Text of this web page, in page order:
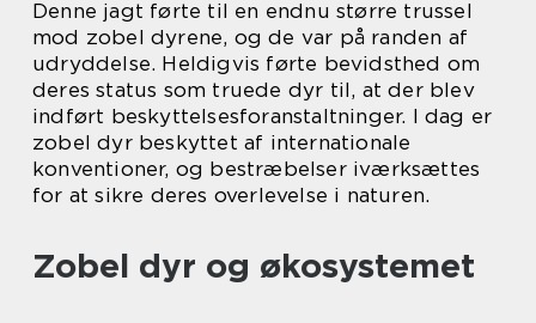
Denne jagt førte til en endnu større trussel
mod zobel dyrene, og de var på randen af
udryddelse. Heldigvis førte bevidsthed om
deres status som truede dyr til, at der blev
indført beskyttelsesforanstaltninger. I dag er
zobel dyr beskyttet af internationale
konventioner, og bestræbelser iværksættes
for at sikre deres overlevelse i naturen.
Zobel dyr og økosystemet